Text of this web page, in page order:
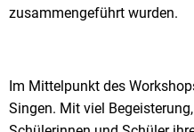
zusammengeführt wurden.
Im Mittelpunkt des
Singen. Mit viel